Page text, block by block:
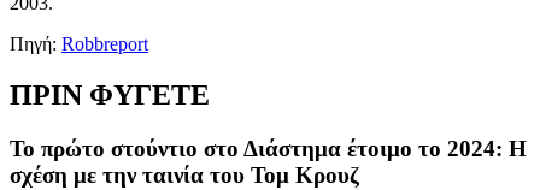
Πηγή: Robbreport
ΠΡΙΝ ΦΥΓΕΤΕ
Το πρώτο στούντιο στο Διάστημα έτοιμο το 2024: Η
σχέση με την ταινία του Τομ Κρουζ